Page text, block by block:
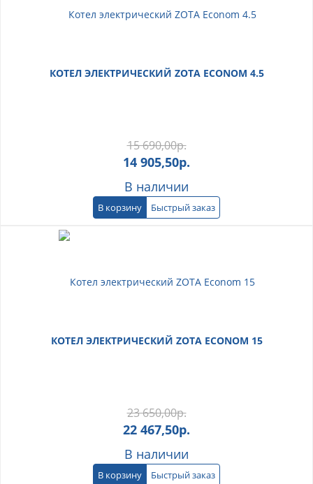
КОТЕЛ ЭЛЕКТРИЧЕСКИЙ ZOTA ECONOM 4.5
15 690,00р.
14 905,50р.
В наличии
В корзину Быстрый заказ
КОТЕЛ ЭЛЕКТРИЧЕСКИЙ ZOTA ECONOM 15
23 650,00р.
22 467,50р.
В наличии
В корзину Быстрый заказ